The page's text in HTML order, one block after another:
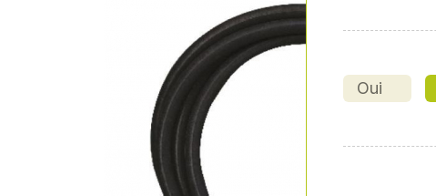
Oui